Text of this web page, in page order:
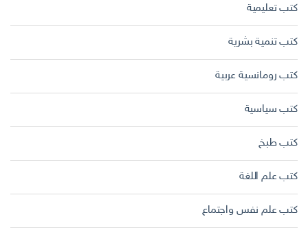
كتب تعليمية
كتب تنمية بشرية
كتب رومانسية عربية
كتب سياسية
كتب طبخ
كتب علم اللغة
كتب علم نفس واجتماع